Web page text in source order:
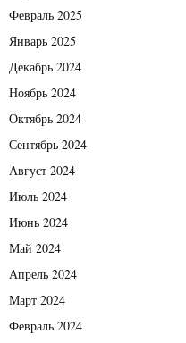
Февраль 2025
Январь 2025
Декабрь 2024
Ноябрь 2024
Октябрь 2024
Сентябрь 2024
Август 2024
Июль 2024
Июнь 2024
Май 2024
Апрель 2024
Март 2024
Февраль 2024